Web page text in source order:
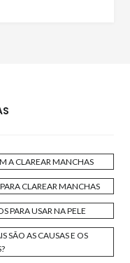
A CLAREAR MANCHAS
CLAREAR MANCHAS
PARA USAR NA PELE
SÃO AS CAUSAS E OS